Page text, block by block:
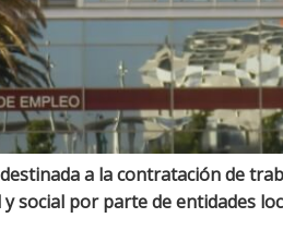
a la contratación de
social por parte de entidades